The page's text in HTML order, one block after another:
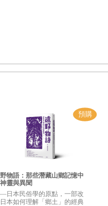
年1月22~23日
1月31日~4月6日
物語：那些潛藏山鄉記憶中
靈與異聞
本民俗學的原點，一部改
本如何理解「鄉土」的經典